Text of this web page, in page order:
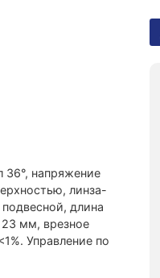
36°, напряжение
линза-
длина
мм, врезное
Управление по